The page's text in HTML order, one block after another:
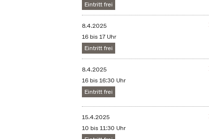
Eintritt frei
8.4.2025
16 bis 17 Uhr
Eintritt frei
8.4.2025
16 bis 16:30 Uhr
Eintritt frei
15.4.2025
10 bis 11:30 Uhr